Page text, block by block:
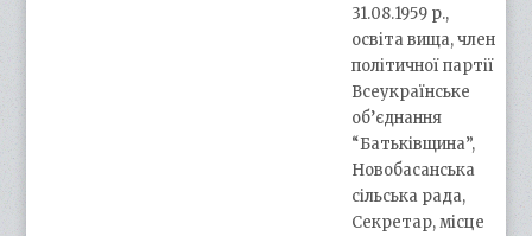
31.08.1959 р.,
освіта вища, член
політичної партії
Всеукраїнське
об’єднання
“Батьківщина”,
Новобасанська
сільська рада,
Секретар, місце